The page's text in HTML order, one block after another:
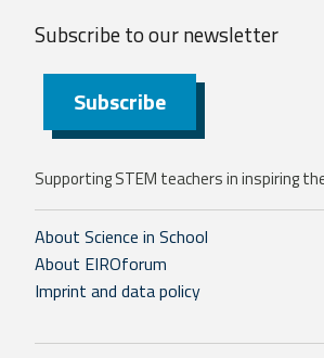
Subscribe to ournewsletter
Subscribe
Supporting STEM teachers in inspiring
About Science in School
About EIROforum
Imprint and data policy